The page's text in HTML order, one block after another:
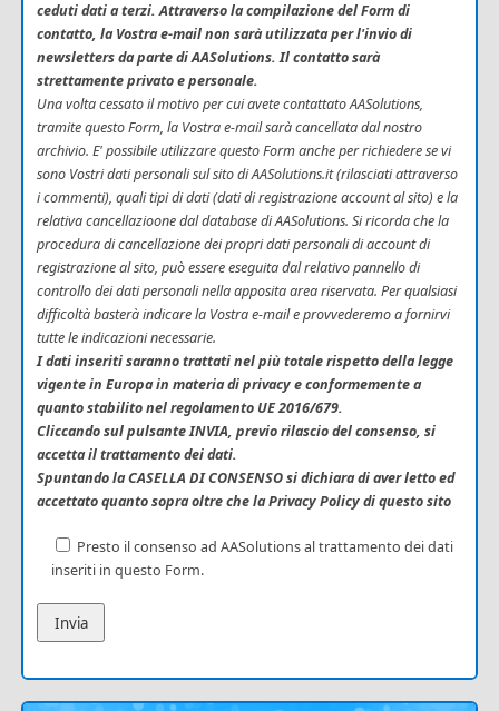
ceduti dati a terzi. Attraverso la compilazione del Form di
contatto, la Vostra e-mail non sarà utilizzata per l'invio di
newsletters da parte di AASolutions. Il contatto sarà
strettamente privato e personale.
Una volta cessato il motivo per cui avete contattato AASolutions,
tramite questo Form, la Vostra e-mail sarà cancellata dal nostro
archivio. E' possibile utilizzare questo Form anche per richiedere se vi
sono Vostri dati personali sul sito di AASolutions.it (rilasciati attraverso
i commenti), quali tipi di dati (dati di registrazione account al sito) e la
relativa cancellazioone dal database di AASolutions. Si ricorda che la
procedura di cancellazione dei propri dati personali di account di
registrazione al sito, può essere eseguita dal relativo pannello di
controllo dei dati personali nella apposita area riservata. Per qualsiasi
difficoltà basterà indicare la Vostra e-mail e provvederemo a fornirvi
tutte le indicazioni necessarie.
I dati inseriti saranno trattati nel più totale rispetto della legge
vigente in Europa in materia di privacy e conformemente a
quanto stabilito nel regolamento UE 2016/679.
Cliccando sul pulsante INVIA, previo rilascio del consenso, si
accetta il trattamento dei dati.
Spuntando la CASELLA DI CONSENSO si dichiara di aver letto ed
accettato quanto sopra oltre che la Privacy Policy di questo sito
Presto il consenso ad AASolutions al trattamento dei dati
inseriti in questo Form.